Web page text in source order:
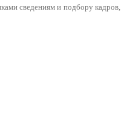
сведениям и подбору кадров,